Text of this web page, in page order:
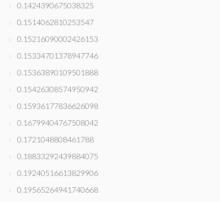
0.1424390675038325
0.1514062810253547
0.15216090002426153
0.15334701378947746
0.15363890109501888
0.15426308574950942
0.15936177836626098
0.16799404767508042
0.1721048808461788
0.18833292439884075
0.19240516613829906
0.19565264941740668